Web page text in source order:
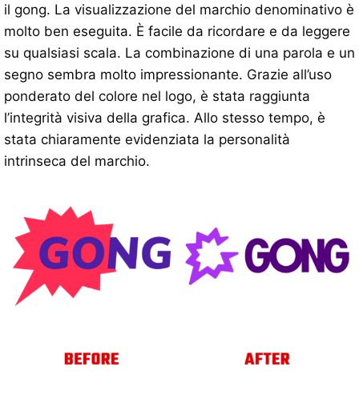
il gong. La visualizzazione del marchio denominativo è
molto ben eseguita. È facile da ricordare e da leggere
su qualsiasi scala. La combinazione di una parola e un
segno sembra molto impressionante. Grazie all’uso
ponderato del colore nel logo, è stata raggiunta
l’integrità visiva della grafica. Allo stesso tempo, è
stata chiaramente evidenziata la personalità
intrinseca del marchio.